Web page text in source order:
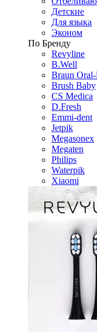
Детские
Для языка
Эконом
По Бренду
Revyline
B.Well
Braun
Brush Baby
CS Medica
D.Fresh
Emmi-dent
Jetpik
Megasonex
Megaten
Philips
Waterpik
Xiaomi